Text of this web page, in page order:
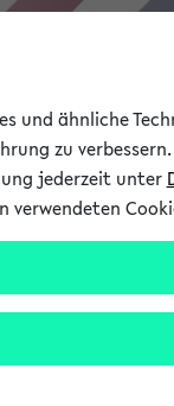
und ähnliche
zu
jederzeit unter